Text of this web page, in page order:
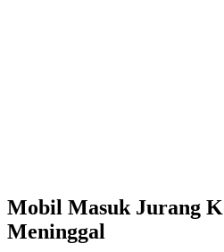
Mobil Masuk Jurang
Meninggal